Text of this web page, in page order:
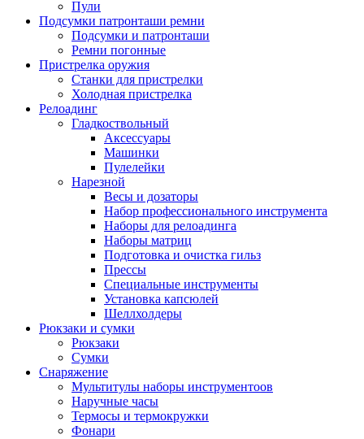
Пули
Подсумки патронташи ремни
Подсумки и патронташи
Ремни погонные
Пристрелка оружия
Станки для пристрелки
Холодная пристрелка
Релоадинг
Гладкоствольный
Аксессуары
Машинки
Пулелейки
Нарезной
Весы и дозаторы
Набор профессионального инструмента
Наборы для релоадинга
Наборы матриц
Подготовка и очистка гильз
Прессы
Специальные инструменты
Установка капсюлей
Шеллхолдеры
Рюкзаки и сумки
Рюкзаки
Сумки
Снаряжение
Мультитулы наборы инструментоов
Наручные часы
Термосы и термокружки
Фонари